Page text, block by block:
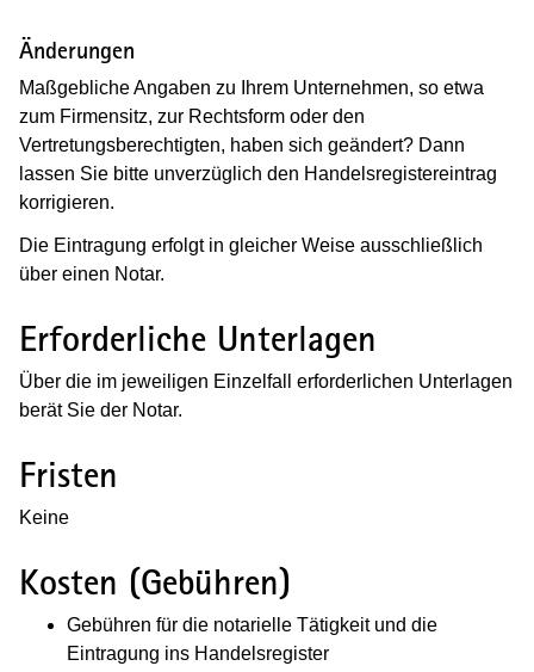
Änderungen
Maßgebliche Angaben zu Ihrem Unternehmen, so etwa
zum Firmensitz, zur Rechtsform oder den
Vertretungsberechtigten, haben sich geändert? Dann
lassen Sie bitte unverzüglich den Handelsregistereintrag
korrigieren.
Die Eintragung erfolgt in gleicher Weise ausschließlich
über einen Notar.
Erforderliche Unterlagen
Über die im jeweiligen Einzelfall erforderlichen Unterlagen
berät Sie der Notar.
Fristen
Keine
Kosten (Gebühren)
Gebühren für die notarielle Tätigkeit und die
Eintragung ins Handelsregister